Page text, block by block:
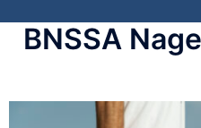
BNSSA